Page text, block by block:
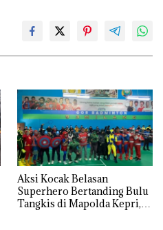
Aksi Kocak Belasan
Superhero Bertanding Bulu
Tangkis di Mapolda Kepri,